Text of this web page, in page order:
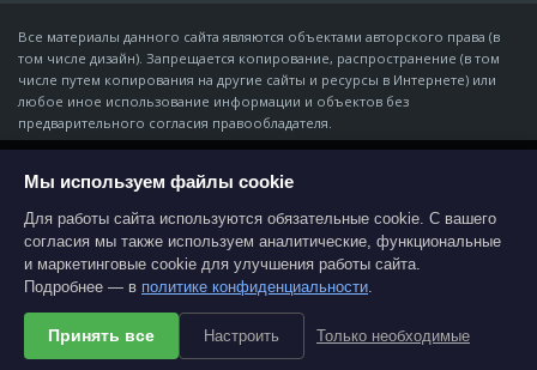
Все материалы данного сайта являются объектами авторского права (в
том числе дизайн). Запрещается копирование, распространение (в том
числе путем копирования на другие сайты и ресурсы в Интернете) или
любое иное использование информации и объектов без
предварительного согласия правообладателя.
© Компания «Мидон», 2007 - 09 августа 2026
ИП Золотарёв Владимир Владимирович · ИНН 611343965168 · ОГРНИП
344016, г. Ростов-на-Дону, пер. Нефтяной, 2 «А», литер Ш, офис 9 ·
midon@midon.ru
Согласие на обработку персональных данных
Политика конфиденциальности
На этом веб-сайте используются файлы
cookies, которые обеспечивают работу всех
функций для наиболее эффективной
навигации по странице. Если вы не хотите
принимать постоянные файлы cookie,
пожалуйста, выберите соответствующие
настройки на своём компьютере. Продолжая
навигацию по сайту, вы косвенно
предоставляете согласие на использование
файлов cookie на этом веб-сайте. Более
подробная информация предоставляется в
нашейПолитике конфиденциальности
Перейти в интернет-магазин
Мы используем файлы cookie
Для работы сайта используются обязательные cookie. С вашего
согласия мы также используем аналитические, функциональные
и маркетинговые cookie для улучшения работы сайта.
Подробнее — в политике конфиденциальности.
Принять все Настроить Только необходимые